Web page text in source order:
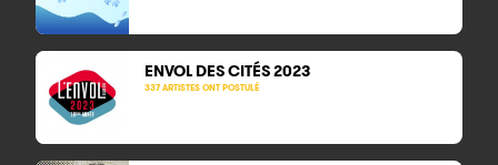
ENVOL DES CITÉS 2023
337 ARTISTES ONT POSTULÉ